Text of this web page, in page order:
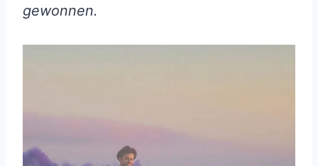
gewonnen.